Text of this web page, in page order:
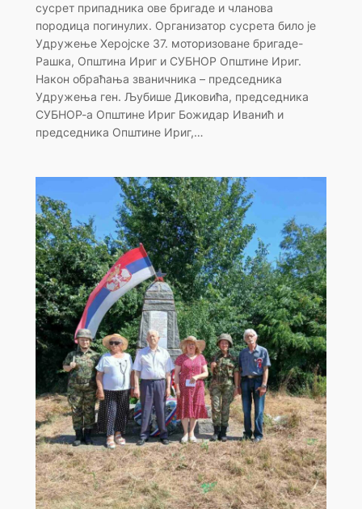
сусрет припадника ове бригаде и чланова
породица погинулих. Организатор сусрета било је
Удружење Херојске 37. моторизоване бригаде-
Рашка, Општина Ириг и СУБНОР Општине Ириг.
Након обраћања званичника – председника
Удружења ген. Љубише Диковића, председника
СУБНОР-а Општине Ириг Божидар Иванић и
председника Општине Ириг,…